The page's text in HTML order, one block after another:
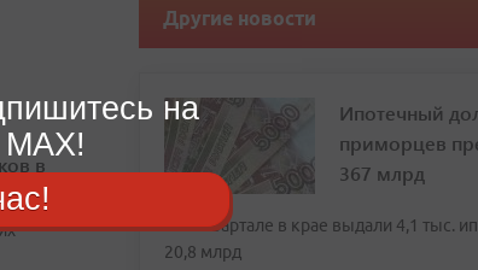
в
Другие новости
Ипотечный
приморцев
367 млрд
Во II квартале в крае выдали 4,1 тыс.
20,8 млрд
на